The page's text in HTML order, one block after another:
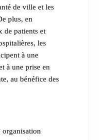
de ville et les
plus, en
de patients et
les
à une
à une prise en
au bénéfice des
organisation